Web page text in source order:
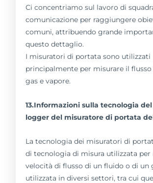
Ci concentriamo sul lavoro di
comunicazione per raggiungere
comuni, attribuendo grande
questo dettaglio.
I misuratori di portata sono utilizzati
principalmente per misurare il
gas e vapore.
13.Informazioni sulla tecnologia
logger del misuratore di portata
La tecnologia dei misuratori di
di tecnologia di misura utilizzata per
velocità di flusso di un fluido o di un
utilizzata in diversi settori, tra cui